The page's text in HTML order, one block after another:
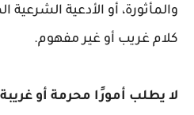
والمأثورة، أو الأدعية
كلام غريب أو غير مفهوم.
لا يطلب أمورًا محرمة أو غريبة